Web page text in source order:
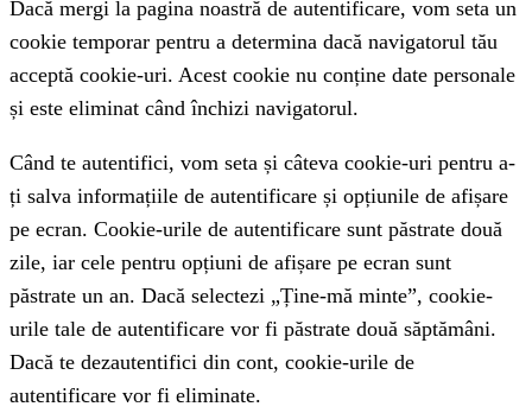
Dacă mergi la pagina noastră de autentificare, vom seta un
cookie temporar pentru a determina dacă navigatorul tău
acceptă cookie-uri. Acest cookie nu conține date personale
și este eliminat când închizi navigatorul.
Când te autentifici, vom seta și câteva cookie-uri pentru a-
ți salva informațiile de autentificare și opțiunile de afișare
pe ecran. Cookie-urile de autentificare sunt păstrate două
zile, iar cele pentru opțiuni de afișare pe ecran sunt
păstrate un an. Dacă selectezi „Ține-mă minte”, cookie-
urile tale de autentificare vor fi păstrate două săptămâni.
Dacă te dezautentifici din cont, cookie-urile de
autentificare vor fi eliminate.